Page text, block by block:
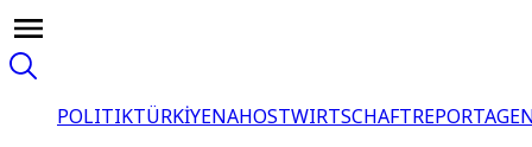
POLITIKTÜRKİYENAHOSTWIRTSCHAFT